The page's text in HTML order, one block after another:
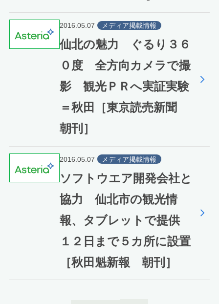
2016.05.07 メディア掲載情報
仙北の魅力 ぐるり３６
０度 全方向カメラで撮
影 観光ＰＲへ実証実験
＝秋田［東京読売新聞
朝刊］
2016.05.07 メディア掲載情報
ソフトウエア開発会社と
協力 仙北市の観光情
報、タブレットで提供
１２日まで５カ所に設置
［秋田魁新報 朝刊］